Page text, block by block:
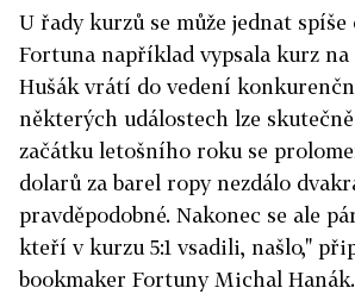
U řady kurzů se může jednat
Fortuna například vypsala kurz na
Hušák vrátí do vedení
některých událostech lze
začátku letošního roku se
dolarů za barel ropy nezdálo
pravděpodobné. Nakonec se ale
kteří v kurzu 5:1 vsadili, našlo,"
bookmaker Fortuny Michal Hanák.